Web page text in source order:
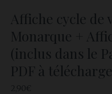
Affiche cycle
Monarque +
(inclus dans le
PDF à
2,90€